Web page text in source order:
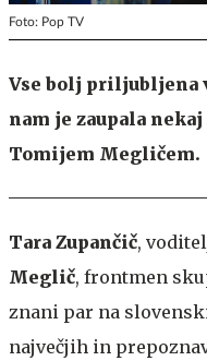
Foto: Pop TV
Vse bolj priljubljena
nam je zaupala
Tomijem Megličem.
Tara Zupančič,
Meglič, frontmen
znani par na
največjih in